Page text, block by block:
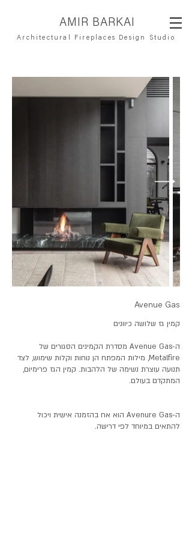
AMIR BARKAI
Architectural Fireplaces Design Studio
Avenue Gas
קמין גז שלושה כיוונים
ה-A
venue Gas מסדרת הקמינים הסגורים של
Metalfire, מילות המפתח הן נוחות וקלות שימוש, לצד
תנועה עוצרת נשימה של הלהבות. קמין הגז פרימיום,
המתקדם בעולם.
ה-Avenure Gas הוא אח בהזמנה אישית ויכול
להתאים במיוחד לפי דרישה.